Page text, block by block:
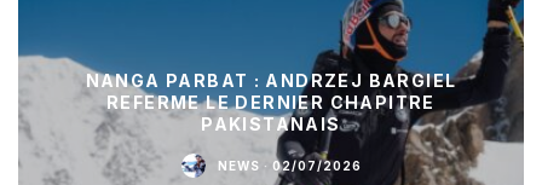
NANGA PARBAT : ANDRZEJ BARGIEL
REFERME LE DERNIER CHAPITRE
PAKISTANAIS
NEWS · 02/07/2026